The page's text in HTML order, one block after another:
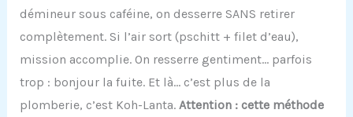
démineur sous caféine, on desserre SANS retirer
complètement. Si l’air sort (pschitt + filet d’eau),
mission accomplie. On resserre gentiment… parfois
trop : bonjour la fuite. Et là… c’est plus de la
plomberie, c’est Koh-Lanta. Attention : cette méthode